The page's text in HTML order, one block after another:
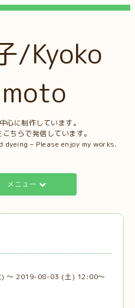
/Kyoko
心に制作しています。
ちらで発信しています。
– Please enjoy my works.
メニュー
～ 2019-08-03 (土) 12:00～